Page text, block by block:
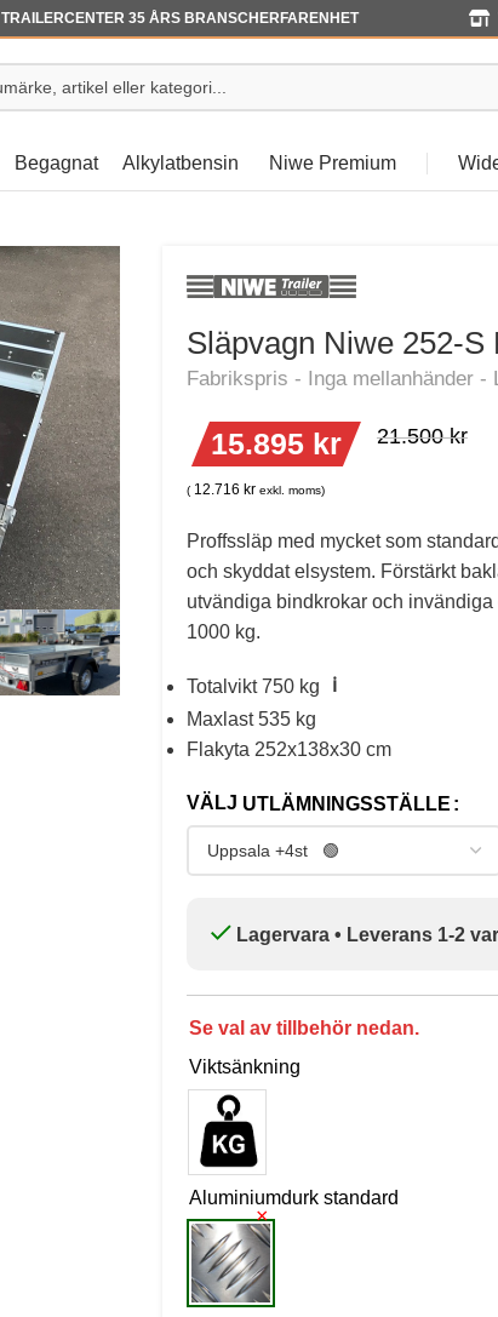
TRAILERCENTER 35 ÅRS BRANSCHERFARENHET
Begagnat Alkylatbensin Niwe Premium
Släpvagn Niwe 252-S
15.895 kr 21.500kr
( 12.716 krexkl. moms)
Proffssläp med mycket som
och skyddat elsystem. Förstärkt
utvändiga bindkrokar och
1000 kg.
Totalvikt 750 kg
ℹ️
Maxlast 535 kg
Flakyta 252x138x30 cm
UTLÄMNINGSSTÄLLE
Lagervara • Leverans 1-2
Se val av tillbehör nedan.
Viktsänkning
Aluminiumdurk standard
×